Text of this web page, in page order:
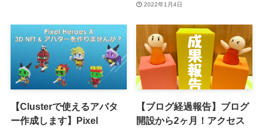
2022年1月4日
【Clusterで使えるアバタ
ー作成します】Pixel
【ブログ経過報告】ブログ
開設から2ヶ月！アクセス